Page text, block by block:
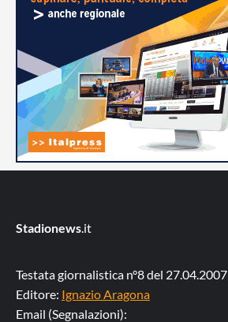
Stadionews .it
Testata giornalistica n°8 del 27.04.2007
Editore: Ignazio Aragona
Email (Segnalazioni):